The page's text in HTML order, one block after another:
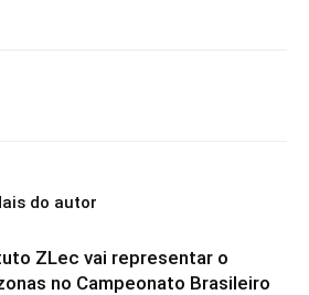
do autor
ZLec vai representar o
no Campeonato Brasileiro